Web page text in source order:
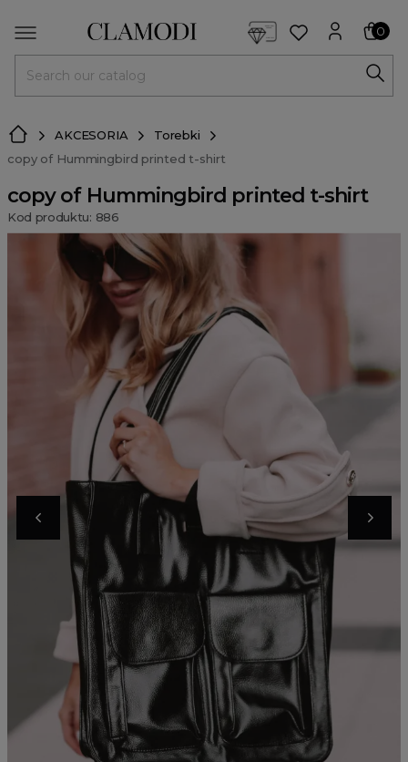
0
AKCESORIA
Torebki
copy of Hummingbird printed t-shirt
copy of Hummingbird printed t-shirt
Kod produktu: 886